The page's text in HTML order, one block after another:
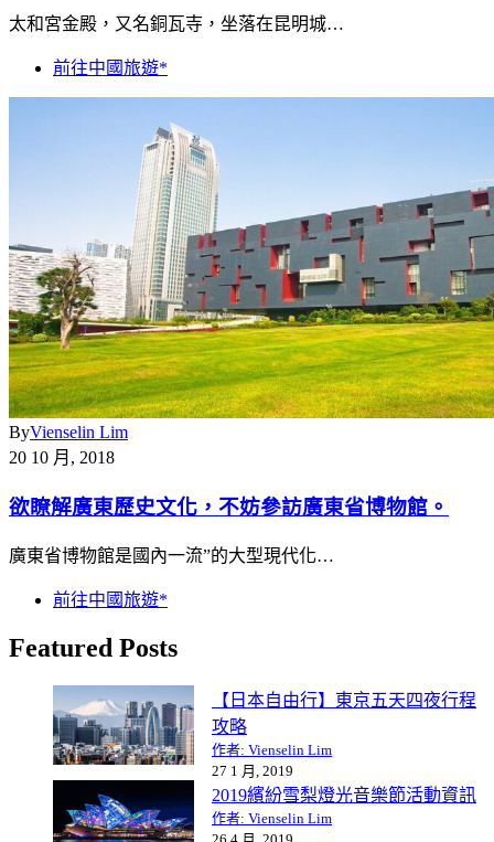
太和宮金殿，又名銅瓦寺，坐落在昆明城…
前往中國旅遊*
ByVienselin Lim
20 10 月, 2018
欲瞭解廣東歷史文化，不妨參訪廣東省博物館。
廣東省博物館是國內一流”的大型現代化…
前往中國旅遊*
Featured Posts
【日本自由行】東京五天四夜行程
攻略
作者: Vienselin Lim
27 1 月, 2019
2019繽紛雪梨燈光音樂節活動資訊
作者: Vienselin Lim